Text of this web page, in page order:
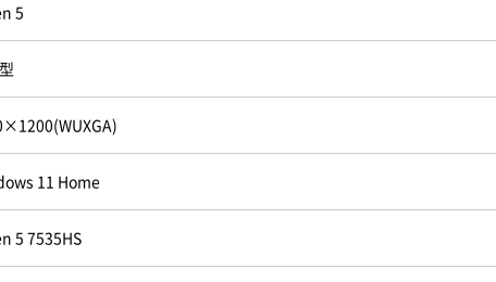
5
11 Home
5 7535HS